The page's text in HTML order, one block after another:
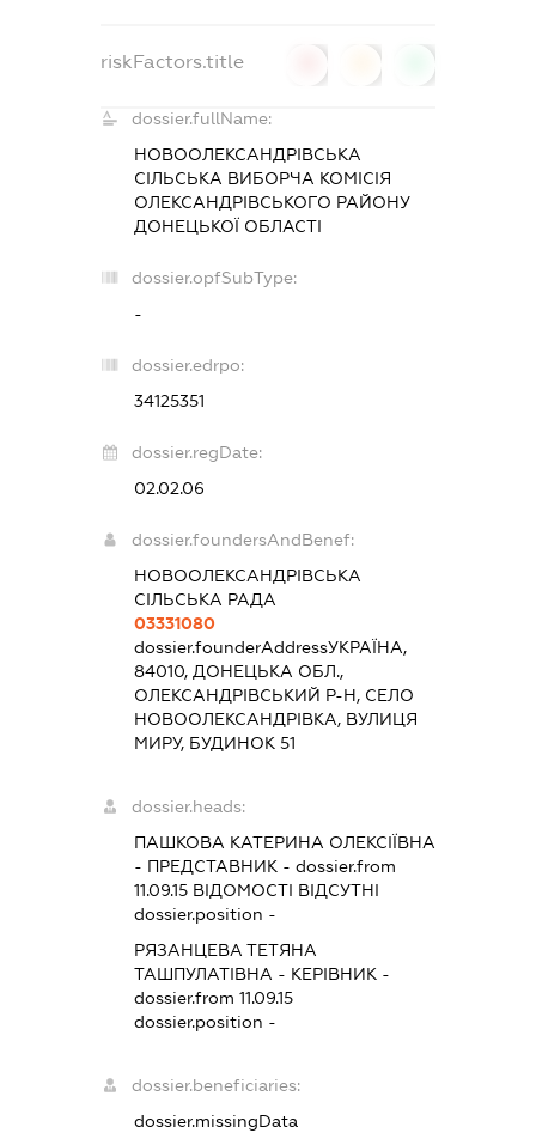
riskFactors.title
dossier.fullName:
НОВООЛЕКСАНДРІВСЬКА
СІЛЬСЬКА ВИБОРЧА КОМІСІЯ
ОЛЕКСАНДРІВСЬКОГО РАЙОНУ
ДОНЕЦЬКОЇ ОБЛАСТІ
dossier.opfSubType:
-
dossier.edrpo:
34125351
dossier.regDate:
02.02.06
dossier.foundersAndBenef:
НОВООЛЕКСАНДРІВСЬКА
СІЛЬСЬКА РАДА
03331080
dossier.founderAddressУКРАЇНА,
84010, ДОНЕЦЬКА ОБЛ.,
ОЛЕКСАНДРІВСЬКИЙ Р-Н, СЕЛО
НОВООЛЕКСАНДРІВКА, ВУЛИЦЯ
МИРУ, БУДИНОК 51
dossier.heads:
ПАШКОВА КАТЕРИНА ОЛЕКСІЇВНА
- ПРЕДСТАВНИК- dossier.from
11.09.15ВІДОМОСТІ ВІДСУТНІ
dossier.position -
РЯЗАНЦЕВА ТЕТЯНА
ТАШПУЛАТІВНА - КЕРІВНИК-
dossier.from 11.09.15
dossier.position -
dossier.beneficiaries:
dossier.missingData